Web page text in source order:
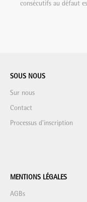
consécutifs au défaut
SOUS NOUS
Sur nous
Contact
Processus d'inscription
MENTIONS LÉGALES
AGBs